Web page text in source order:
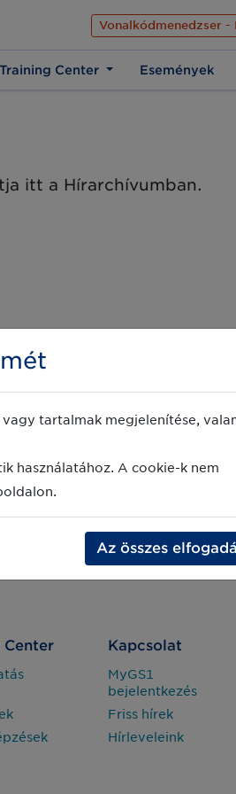
Az üzleti élet közös nyelve Hírek
Vonalkódmenedzser -
Training Center Események
itt a Hírarchívumban.
Center Kapcsolat
MyGS1
bejelentkezés
Friss hírek
Hírleveleink
tartalmak megjelenítése,
használatához. A cookie-k nem
Az összes